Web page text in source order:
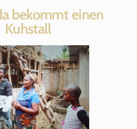
bekommt einen
Kuhstall